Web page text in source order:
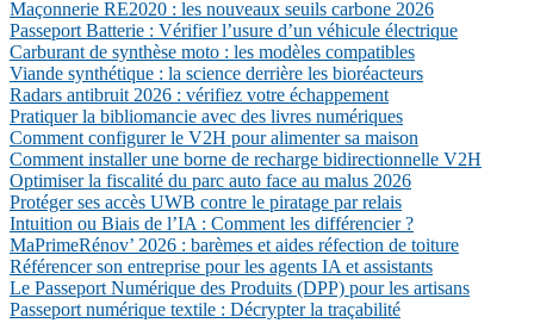
Maçonnerie RE2020 : les nouveaux seuils carbone 2026
Passeport Batterie : Vérifier l’usure d’un véhicule électrique
Carburant de synthèse moto : les modèles compatibles
Viande synthétique : la science derrière les bioréacteurs
Radars antibruit 2026 : vérifiez votre échappement
Pratiquer la bibliomancie avec des livres numériques
Comment configurer le V2H pour alimenter sa maison
Comment installer une borne de recharge bidirectionnelle V2H
Optimiser la fiscalité du parc auto face au malus 2026
Protéger ses accès UWB contre le piratage par relais
Intuition ou Biais de l’IA : Comment les différencier ?
MaPrimeRénov’ 2026 : barèmes et aides réfection de toiture
Référencer son entreprise pour les agents IA et assistants
Le Passeport Numérique des Produits (DPP) pour les artisans
Passeport numérique textile : Décrypter la traçabilité